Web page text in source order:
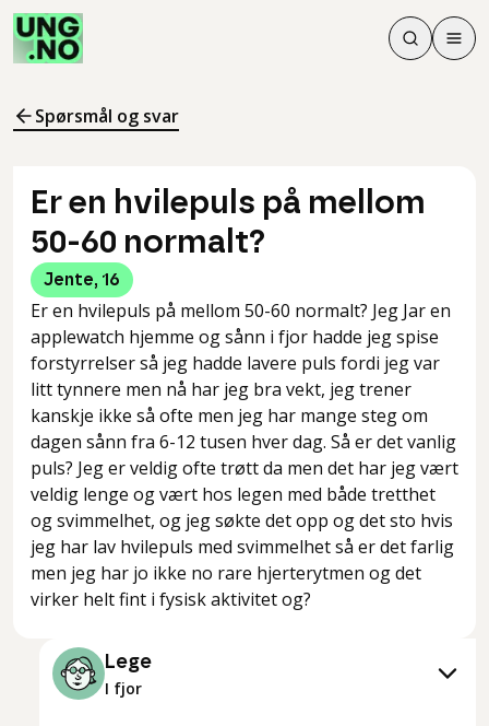
Søk
Søk
Meny
Spørsmål og svar
Er en hvilepuls på mellom
50-60 normalt?
Jente, 16
Er en hvilepuls på mellom 50-60 normalt? Jeg Jar en
applewatch hjemme og sånn i fjor hadde jeg spise
forstyrrelser så jeg hadde lavere puls fordi jeg var
litt tynnere men nå har jeg bra vekt, jeg trener
kanskje ikke så ofte men jeg har mange steg om
dagen sånn fra 6-12 tusen hver dag. Så er det vanlig
puls? Jeg er veldig ofte trøtt da men det har jeg vært
veldig lenge og vært hos legen med både tretthet
og svimmelhet, og jeg søkte det opp og det sto hvis
jeg har lav hvilepuls med svimmelhet så er det farlig
men jeg har jo ikke no rare hjerterytmen og det
virker helt fint i fysisk aktivitet og?
Lege
I fjor